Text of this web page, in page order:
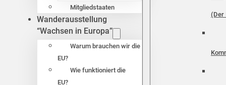
Mitgliedstaaten
Wanderausstellung
“Wachsen in Europa”
Warum brauchen wir die
EU?
Wie funktioniert die
EU?
(Der